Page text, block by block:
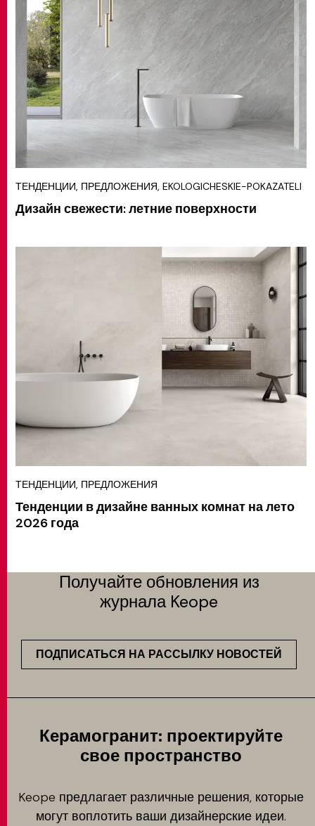
ТЕНДЕНЦИИ, ПРЕДЛОЖЕНИЯ, EKOLOGICHESKIE-POKAZATELI
Дизайн свежести: летние поверхности
ТЕНДЕНЦИИ, ПРЕДЛОЖЕНИЯ
Тенденции в дизайне ванных комнат на лето
2026 года
Получайте обновления из
журнала Keope
ПОДПИСАТЬСЯ НА РАССЫЛКУ НОВОСТЕЙ
Керамогранит: проектируйте
свое пространство
Keope предлагает различные решения, которые
могут воплотить ваши дизайнерские идеи.